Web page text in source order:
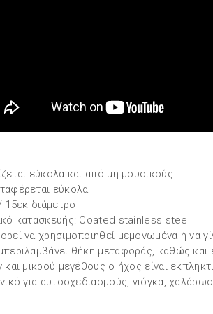
εύκολα και από μη μουσικούς
εύκολα
15εκ διάμετρο
κατασκευής: Coated stainless steel
να χρησιμοποιηθεί μεμονωμένα ή να
θήκη μεταφοράς, καθώς και
και μικρού μεγέθους ο ήχος είναι
για αυτοσχεδιασμούς, γιόγκα,